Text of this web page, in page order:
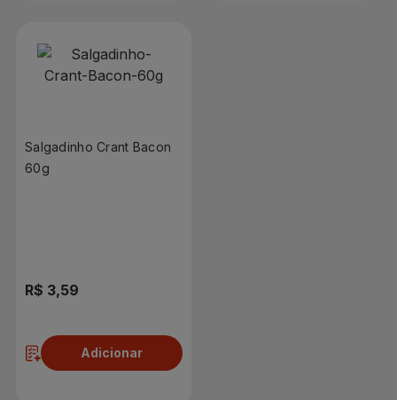
Salgadinho Crant Bacon
60g
R$ 3,59
Adicionar